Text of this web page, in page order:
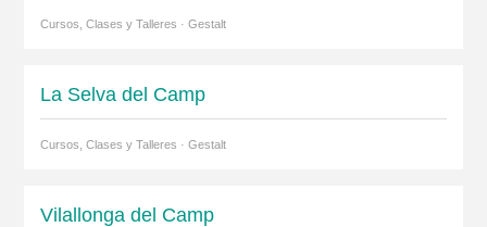
Cursos, Clases y Talleres · Gestalt
La Selva del Camp
Cursos, Clases y Talleres · Gestalt
Vilallonga del Camp